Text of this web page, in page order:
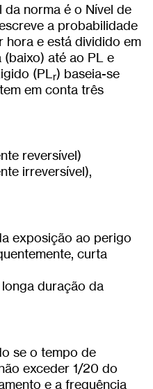
da norma é o Nível de
a probabilidade
hora e está dividido em
(baixo) até ao PL e
(PL r) baseia-se
em conta três
reversível)
irreversível),
exposição ao perigo
curta
duração da
se o tempo de
exceder 1/20 do
e a frequência